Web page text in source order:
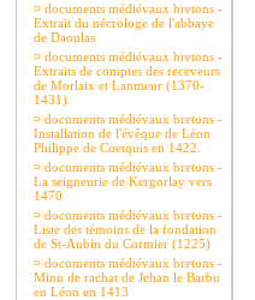
¤ documents médiévaux bretons -
Extrait du nécrologe de l'abbaye
de Daoulas
¤ documents médiévaux bretons -
Extraits de comptes des receveurs
de Morlaix et Lanmeur (1370-
1431).
¤ documents médiévaux bretons -
Installation de l'évêque de Léon
Philippe de Coetquis en 1422.
¤ documents médiévaux bretons -
La seigneurie de Kergorlay vers
1470
¤ documents médiévaux bretons -
Liste des témoins de la fondation
de St-Aubin du Cormier (1225)
¤ documents médiévaux bretons -
Minu de rachat de Jehan le Barbu
en Léon en 1413